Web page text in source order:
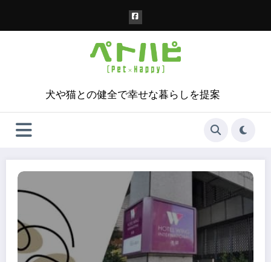
犬や猫との健全で幸せな暮らしを提案